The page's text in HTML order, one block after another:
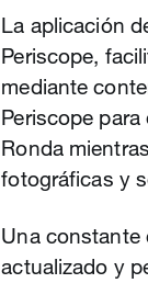
La aplicación
Periscope,
mediante
Periscope
Ronda
fotográficas y
Una constante
actualizado y